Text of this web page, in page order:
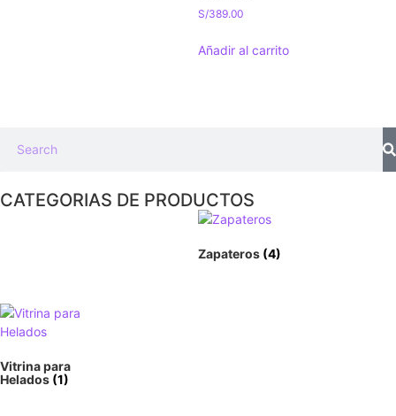
S/389.00
Añadir al carrito
CATEGORIAS DE PRODUCTOS
Zapateros (4)
Vitrina para
Helados (1)